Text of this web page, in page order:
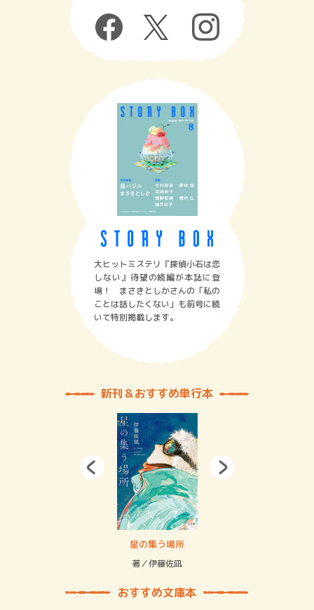
大ヒットミステリ『探偵小石は恋
しない』待望の続編が本誌に登
場！ まさきとしかさんの「私の
ことは話したくない」も前号に続
いて特別掲載します。
新刊＆おすすめ単行本
星の集う場所
著／伊藤佐凪
おすすめ文庫本